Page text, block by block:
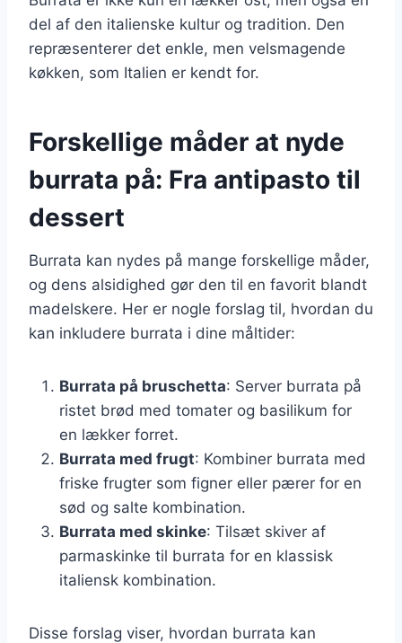
del af den italienske kultur og tradition. Den
repræsenterer det enkle, men velsmagende
køkken, som Italien er kendt for.
Forskellige måder at nyde
burrata på: Fra antipasto til
dessert
Burrata kan nydes på mange forskellige måder,
og dens alsidighed gør den til en favorit blandt
madelskere. Her er nogle forslag til, hvordan du
kan inkludere burrata i dine måltider:
Burrata på bruschetta: Server burrata på
ristet brød med tomater og basilikum for
en lækker forret.
Burrata med frugt: Kombiner burrata med
friske frugter som figner eller pærer for en
sød og salte kombination.
Burrata med skinke: Tilsæt skiver af
parmaskinke til burrata for en klassisk
italiensk kombination.
Disse forslag viser, hvordan burrata kan